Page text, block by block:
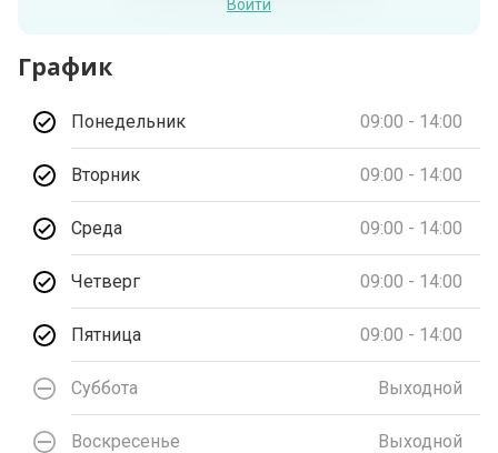
Войти
График
Понедельник 09:00 - 14:00
Вторник 09:00 - 14:00
Среда 09:00 - 14:00
Четверг 09:00 - 14:00
Пятница 09:00 - 14:00
Суббота Выходной
Воскресенье Выходной